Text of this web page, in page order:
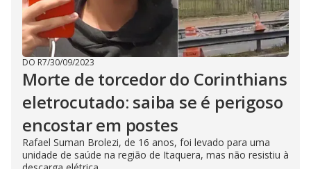
DO R7/30/09/2023
Morte de torcedor do Corinthians
eletrocutado: saiba se é perigoso
encostar em postes
Rafael Suman Brolezi, de 16 anos, foi levado para uma
unidade de saúde na região de Itaquera, mas não resistiu à